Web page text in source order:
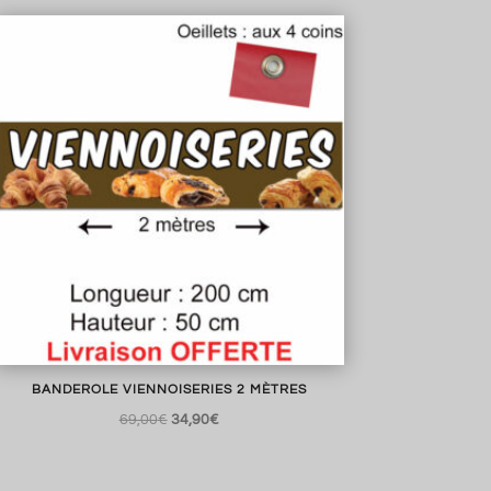
était :
est :
34,90€.
BANDEROLE VIENNOISERIES 2 MÈTRES
69,00€ Le
34,90€Le